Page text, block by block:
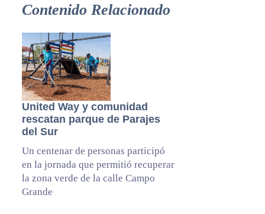
Contenido Relacionado
United Way y comunidad
rescatan parque de Parajes
del Sur
Un centenar de personas participó
en la jornada que permitió recuperar
la zona verde de la calle Campo
Grande